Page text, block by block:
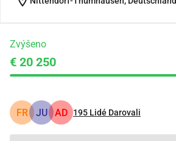
Zvýšeno
€ 20 250
FR JU AD 195 Lidé Darovali